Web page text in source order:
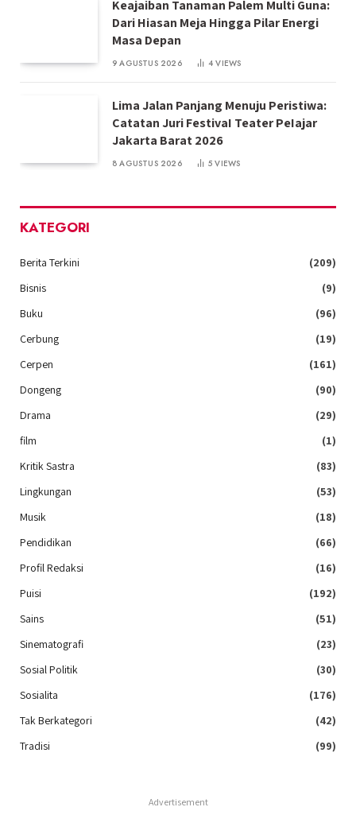
Keajaiban Tanaman Palem Multi Guna:
Dari Hiasan Meja Hingga Pilar Energi
Masa Depan
9 AGUSTUS 2026 4VIEWS
Lima Jalan Panjang Menuju Peristiwa:
Catatan Juri FestivaI Teater PeIajar
Jakarta Barat 2026
8 AGUSTUS 2026 5VIEWS
KATEGORI
Berita Terkini
(209)
Bisnis
(9)
Buku
(96)
Cerbung
(19)
Cerpen
(161)
Dongeng
(90)
Drama
(29)
film
(1)
Kritik Sastra
(83)
Lingkungan
(53)
Musik
(18)
Pendidikan
(66)
Profil Redaksi
(16)
Puisi
(192)
Sains
(51)
Sinematografi
(23)
Sosial Politik
(30)
Sosialita
(176)
Tak Berkategori
(42)
Tradisi
(99)
Advertisement